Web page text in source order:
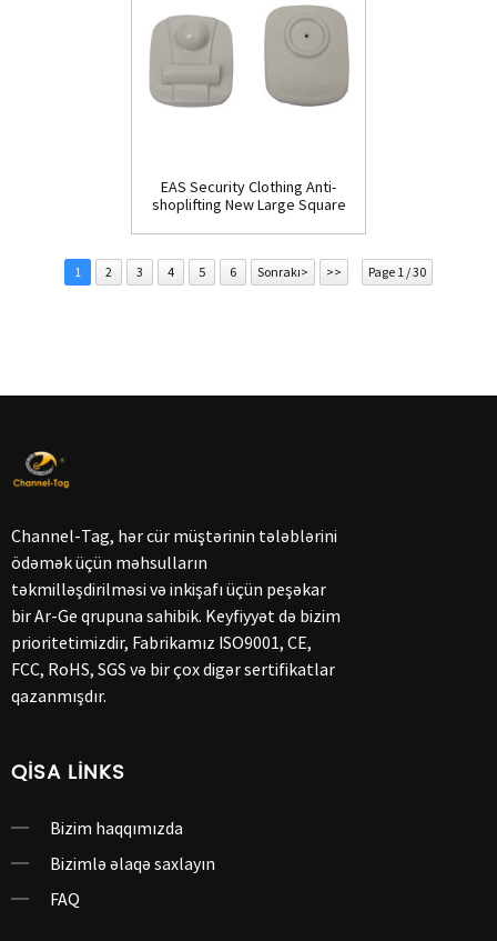
EAS Security Clothing Anti-
shoplifting New Large Square
1 2 3 4 5 6 Sonrakı> >> Page 1 / 30
Channel-Tag, hər cür müştərinin tələblərini
ödəmək üçün məhsulların
təkmilləşdirilməsi və inkişafı üçün peşəkar
bir Ar-Ge qrupuna sahibik. Keyfiyyət də bizim
prioritetimizdir, Fabrikamız ISO9001, CE,
FCC, RoHS, SGS və bir çox digər sertifikatlar
qazanmışdır.
QISA LINKS
Bizim haqqımızda
Bizimlə əlaqə saxlayın
FAQ